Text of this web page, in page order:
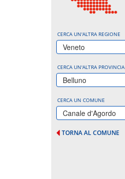
CERCA UN'ALTRA REGIONE
Veneto
CERCA UN'ALTRA PROVINCIA
Belluno
CERCA UN COMUNE
Canale d'Agordo
TORNA AL COMUNE